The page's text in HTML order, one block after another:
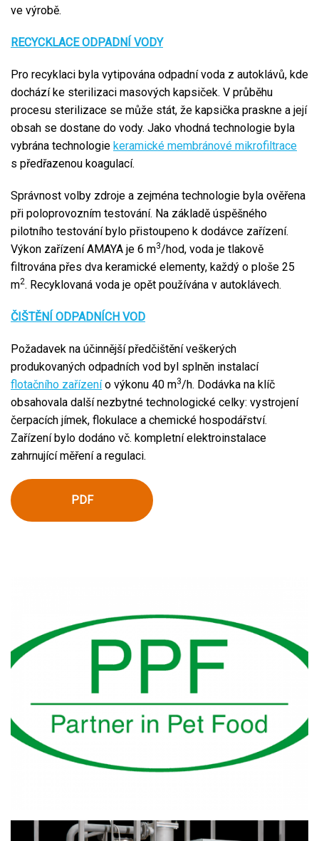
ve výrobě.
RECYCKLACE ODPADNÍ VODY
Pro recyklaci byla vytipována odpadní voda z autoklávů, kde
dochází ke sterilizaci masových kapsiček. V průběhu
procesu sterilizace se může stát, že kapsička praskne a její
obsah se dostane do vody. Jako vhodná technologie byla
vybrána technologie keramické membránové mikrofiltrace
s předřazenou koagulací.
Správnost volby zdroje a zejména technologie byla ověřena
při poloprovozním testování. Na základě úspěšného
pilotního testování bylo přistoupeno k dodávce zařízení.
Výkon zařízení AMAYA je 6 m3/hod, voda je tlakově
filtrována přes dva keramické elementy, každý o ploše 25
m2. Recyklovaná voda je opět používána v autoklávech.
ČIŠTĚNÍ ODPADNÍCH VOD
Požadavek na účinnější předčištění veškerých
produkovaných odpadních vod byl splněn instalací
flotačního zařízenío výkonu 40 m3/h. Dodávka na klíč
obsahovala další nezbytné technologické celky: vystrojení
čerpacích jímek, flokulace a chemické hospodářství.
Zařízení bylo dodáno vč. kompletní elektroinstalace
zahrnující měření a regulaci.
PDF